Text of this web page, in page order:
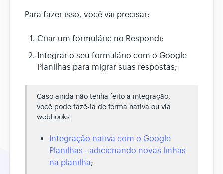
Para fazer isso, você vai precisar:
Criar um formulário no Respondi;
Integrar o seu formulário com o Google
Planilhas para migrar suas respostas;
Caso ainda não tenha feito a integração,
você pode fazê-la de forma nativa ou via
webhooks:
Integração nativa com o Google
Planilhas - adicionando novas linhas
na planilha;